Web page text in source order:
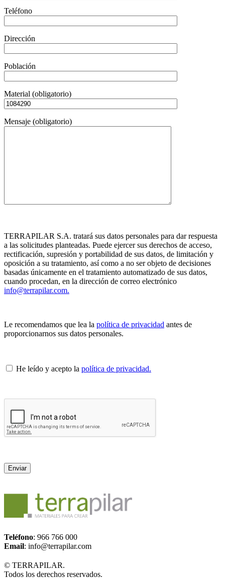
Teléfono
Dirección
Población
Material (obligatorio)
Mensaje (obligatorio)
TERRAPILAR S.A. tratará sus datos personales para dar respuesta
a las solicitudes planteadas. Puede ejercer sus derechos de acceso,
rectificación, supresión y portabilidad de sus datos, de limitación y
oposición a su tratamiento, así como a no ser objeto de decisiones
basadas únicamente en el tratamiento automatizado de sus datos,
cuando procedan, en la dirección de correo electrónico
info@terrapilar.com.
Le recomendamos que lea la política de privacidad antes de
proporcionarnos sus datos personales.
He leído y acepto la política de privacidad.
Teléfono: 966 766 000
Email: info@terrapilar.com
© TERRAPILAR.
Todos los derechos reservados.